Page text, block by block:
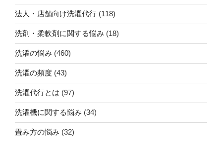
法人・店舗向け洗濯代行 (118)
洗剤・柔軟剤に関する悩み (18)
洗濯の悩み (460)
洗濯の頻度 (43)
洗濯代行とは (97)
洗濯機に関する悩み (34)
畳み方の悩み (32)